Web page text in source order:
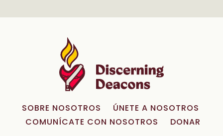
SOBRE NOSOTROS
ÚNETE A NOSOTROS
COMUNÍCATE CON NOSOTROS
DONAR